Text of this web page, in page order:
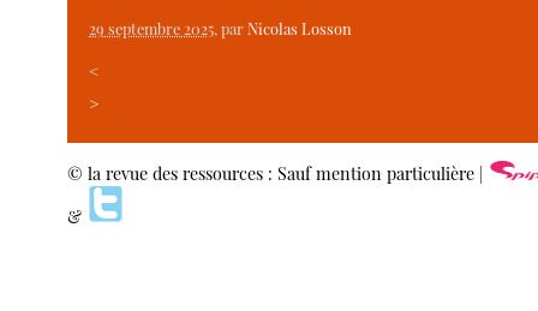
29 septembre 2025, parNicolas Losson
<
>
© la revue des ressources : Sauf mention particulière |
&